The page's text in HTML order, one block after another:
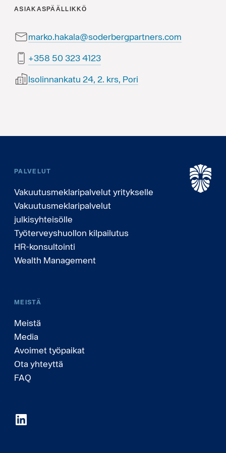
ASIAKASPÄÄLLIKKÖ
marko.hakala@soderbergpartners.com
3214 323 05 853+
Isolinnankatu 24, 2. krs, Pori
PALVELUT
Vakuutusmeklaripalvelut yritykselle
Vakuutusmeklaripalvelut
julkisyhteisölle
Työterveyshuollon kilpailutus
HR-konsultointi
Wealth Management
MEISTÄ
Meistä
Media
Avoimet työpaikat
Ota yhteyttä
FAQ